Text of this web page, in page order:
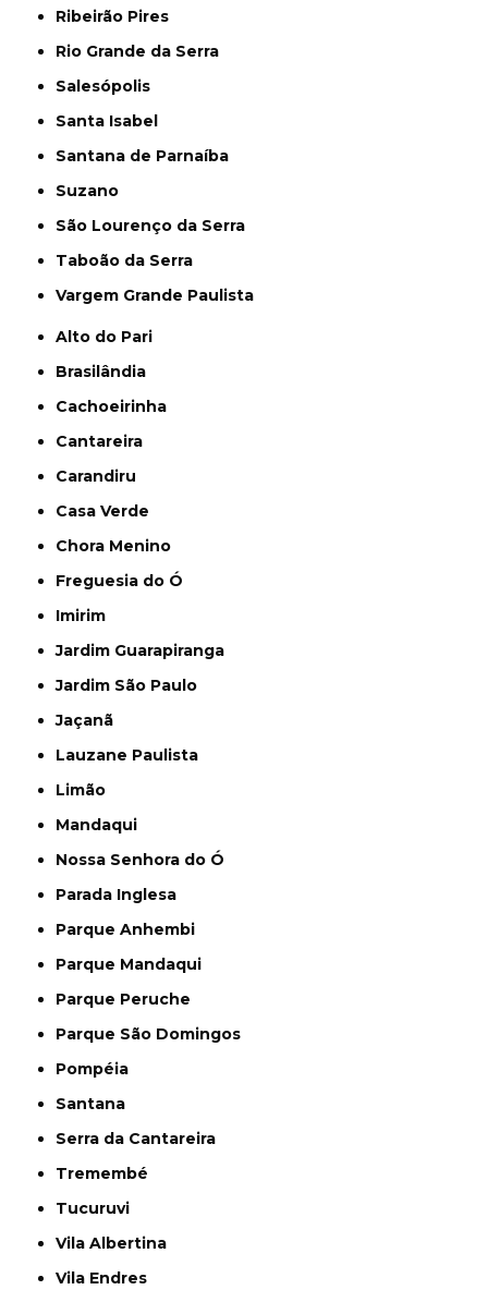
Ribeirão Pires
Rio Grande da Serra
Salesópolis
Santa Isabel
Santana de Parnaíba
Suzano
São Lourenço da Serra
Taboão da Serra
Vargem Grande Paulista
Alto do Pari
Brasilândia
Cachoeirinha
Cantareira
Carandiru
Casa Verde
Chora Menino
Freguesia do Ó
Imirim
Jardim Guarapiranga
Jardim São Paulo
Jaçanã
Lauzane Paulista
Limão
Mandaqui
Nossa Senhora do Ó
Parada Inglesa
Parque Anhembi
Parque Mandaqui
Parque Peruche
Parque São Domingos
Pompéia
Santana
Serra da Cantareira
Tremembé
Tucuruvi
Vila Albertina
Vila Endres